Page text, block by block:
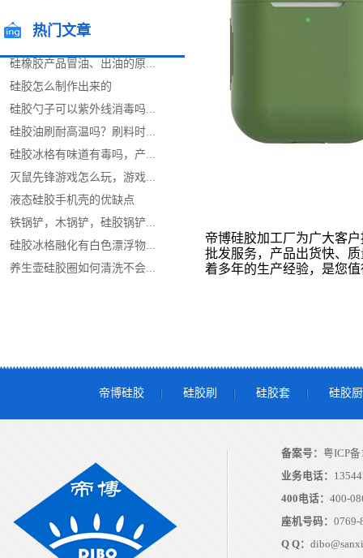
帝博硅胶加工厂为广大客
批发服务，产品出货快、
着多年的生产经验，是您
全国咨询热线
13712483599
热门文章
/popular articles
硅橡胶产品冒油、出油的原...
硅胶怎么制作出来的
硅胶勺子可以紫外线消毒吗...
硅胶油刷耐高温吗？刷料时...
硅胶冰格有味道有毒吗，产...
灭鼠先锋游戏怎么玩，游戏...
液态硅胶手机壳的优缺点
铁锅铲，木锅铲，硅胶锅铲...
硅胶冰格融化有白色漂浮物...
养生壶硅胶圈如何清洗不会...
帝博硅胶 硅胶刷 硅胶套 硅胶
备案号： 粤ICP
业务电话：
400电话： 400-
座机号码：0769-
Q Q：